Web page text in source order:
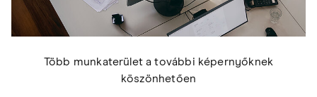
Több munkaterület a további képernyőknek
köszönhetően